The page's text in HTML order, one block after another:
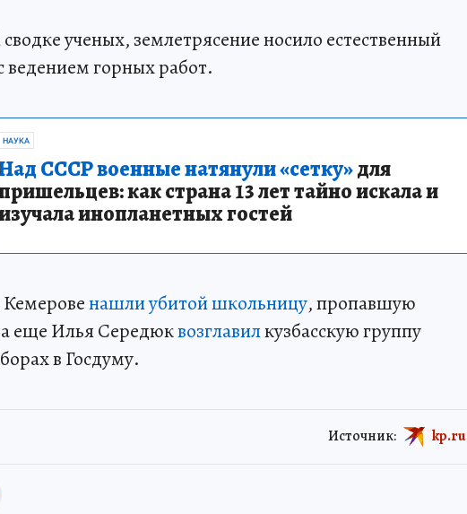
ученых, землетрясение носило естественный
ведением горных работ.
НАУКА
СССР военные натянули «сетку»для
как страна 13 лет тайно искала и
инопланетных гостей
нашли убитой школьницу, пропавшую
а еще Илья Середюквозглавилкузбасскую группу
в Госдуму.
Источник: kp.ru